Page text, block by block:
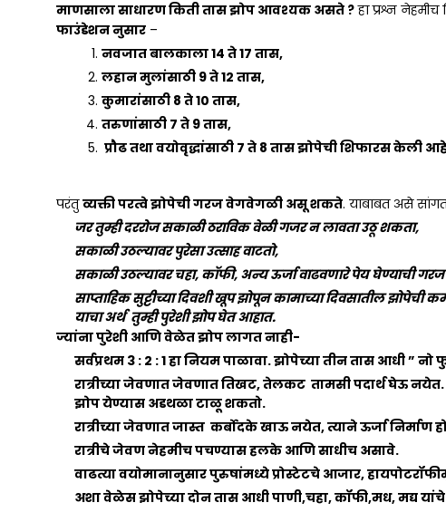
माणसाला साधारण किती तास झोप आवश्यक असते ?हा प्रश्न नेहमीच
फाउंडेशन नुसार –
नवजात बालकाला 14 ते 17 तास,
लहान मुलांसाठी 9 ते 12 तास,
कुमारांसाठी 8 ते 10 तास,
तरुणांसाठी 7 ते 9 तास,
प्रौढ तथा वयोवृद्धांसाठी 7 ते 8 तास झोपेची शिफारस केली
परंतुव्यक्ती परत्वे झोपेची गरज वेगवेगळी असू शकते. याबाबत असे
जर तुम्ही दररोज सकाळी ठराविक वेळी गजर न लावता उठू शकता,
सकाळी उठल्यावर पुरेसा उत्साह वाटतो,
सकाळी उठल्यावर चहा, कॉफी, अन्य ऊर्जा वाढवणारे पेय घेण्याची गरज
साप्ताहिक सुट्टीच्या दिवशी खूप झोपून कामाच्या दिवसातील
याचा अर्थ तुम्ही पुरेशी झोप घेत आहात.
ज्यांना पुरेशी आणि वेळेत झोप लागत नाही-
सर्वप्रथम 3 : 2 : 1 हा नियम पाळावा. झोपेच्या तीन तास आधी ”
रात्रीच्या जेवणात जेवणात तिखट, तेलकट तामसी पदार्थ घेऊ
झोप येण्यास अडथळा टाळू शकतो.
रात्रीच्या जेवणात जास्त कर्बोदके खाऊ नयेत, त्याने ऊर्जा
रात्रीचे जेवण नेहमीच पचण्यास हलके आणि साधीच असावे.
वाढत्या वयोमानानुसार पुरुषांमध्ये प्रोस्टेटचे आजार,
अशा वेळेस झोपेच्या दोन तास आधी पाणी,चहा, कॉफी,मध, मद्य